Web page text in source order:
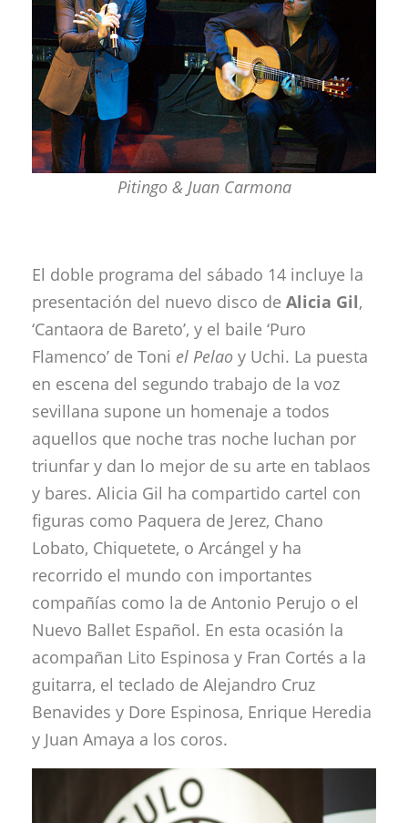
Pitingo & Juan Carmona
El doble programa del sábado 14 incluye la
presentación del nuevo disco de Alicia Gil,
‘Cantaora de Bareto’, y el baile ‘Puro
Flamenco’ de Toni el Pelao y Uchi. La puesta
en escena del segundo trabajo de la voz
sevillana supone un homenaje a todos
aquellos que noche tras noche luchan por
triunfar y dan lo mejor de su arte en tablaos
y bares. Alicia Gil ha compartido cartel con
figuras como Paquera de Jerez, Chano
Lobato, Chiquetete, o Arcángel y ha
recorrido el mundo con importantes
compañías como la de Antonio Perujo o el
Nuevo Ballet Español. En esta ocasión la
acompañan Lito Espinosa y Fran Cortés a la
guitarra, el teclado de Alejandro Cruz
Benavides y Dore Espinosa, Enrique Heredia
y Juan Amaya a los coros.